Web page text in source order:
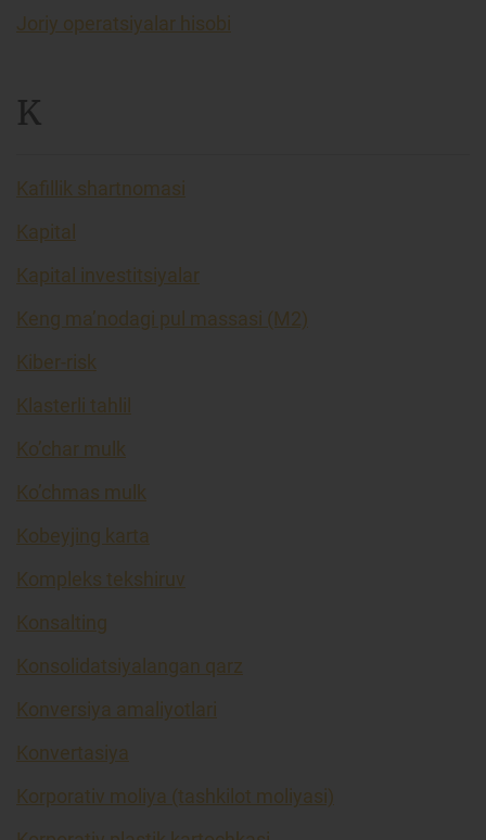
Joriy operatsiyalar hisobi
K
Kafillik shartnomasi
Kapital
Kapital investitsiyalar
Keng ma’nodagi pul massasi (M2)
Kiber-risk
Klasterli tahlil
Ko’char mulk
Ko’chmas mulk
Kobeyjing karta
Kompleks tekshiruv
Konsalting
Konsolidatsiyalangan qarz
Konversiya amaliyotlari
Konvertasiya
Korporativ moliya (tashkilot moliyasi)